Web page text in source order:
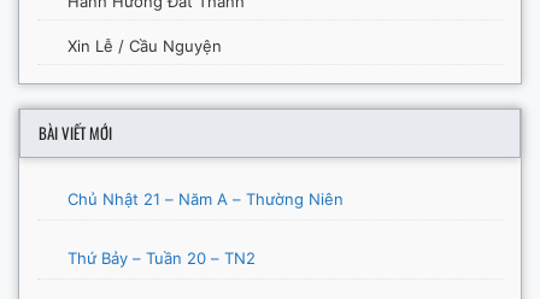
Xin Lễ / Cầu Nguyện
BÀI VIẾT MỚI
Chủ Nhật 21 – Năm A – Thường Niên
Thứ Bảy – Tuần 20 – TN2